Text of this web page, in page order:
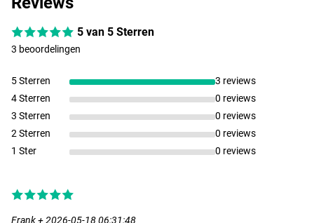
5 van 5 Sterren
3 beoordelingen
5 Sterren
3 reviews
4 Sterren
0 reviews
3 Sterren
0 reviews
2 Sterren
0 reviews
1 Ster
0 reviews
Frank + 2026-05-18 06:31:48